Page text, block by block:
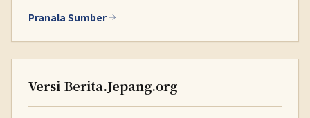
Pranala Sumber
Versi Berita.Jepang.org